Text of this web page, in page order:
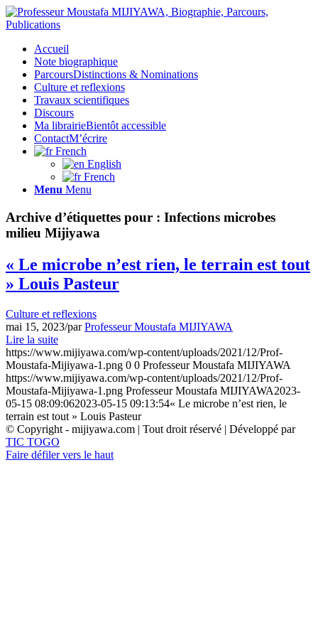
Accueil
Note biographique
ParcoursDistinctions & Nominations
Culture et reflexions
Travaux scientifiques
Discours
Ma librairieBientôt accessible
ContactM’écrire
French
English
French
Menu Menu
Archive d’étiquettes pour : Infections microbes
milieu Mijiyawa
« Le microbe n’est rien, le terrain est tout
» Louis Pasteur
Culture et reflexions
mai 15, 2023/parProfesseur Moustafa MIJIYAWA
Lire la suite
https://www.mijiyawa.com/wp-content/uploads/2021/12/Prof-
Moustafa-Mijiyawa-1.png 0 0 Professeur Moustafa MIJIYAWA
https://www.mijiyawa.com/wp-content/uploads/2021/12/Prof-
Moustafa-Mijiyawa-1.png Professeur Moustafa MIJIYAWA2023-
05-15 08:09:062023-05-15 09:13:54« Le microbe n’est rien, le
terrain est tout » Louis Pasteur
© Copyright - mijiyawa.com | Tout droit réservé | Développé par
TIC TOGO
Faire défiler vers le haut